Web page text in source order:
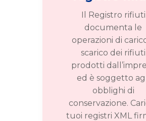
Il Registro rifiuti
documenta le
operazioni di
scarico dei rifiuti
prodotti
ed è soggetto
obblighi di
conservazione.
tuoi registri XML